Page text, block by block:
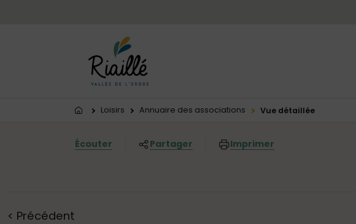
Vous êtes ici:
Loisirs Annuaire des associations Vue détaillée
Écouter Partager Imprimer
< Précédent